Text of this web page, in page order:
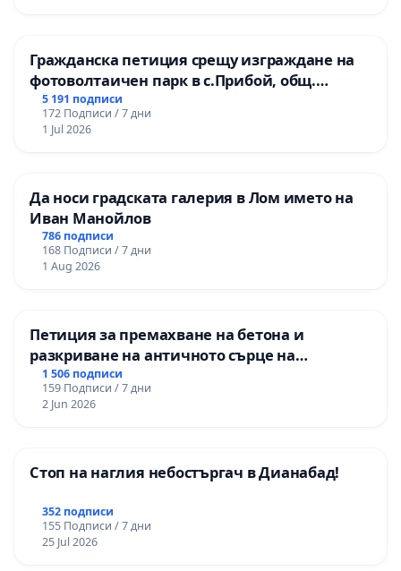
Гражданска петиция срещу изграждане на
фотоволтаичен парк в с.Прибой, общ.
Радомир
5 191 подписи
172 Подписи / 7 дни
1 Jul 2026
Да носи градската галерия в Лом името на
Иван Манойлов
786 подписи
168 Подписи / 7 дни
1 Aug 2026
Петиция за премахване на бетона и
разкриване на античното сърце на
Могиланската могила във Враца
1 506 подписи
159 Подписи / 7 дни
2 Jun 2026
Стоп на наглия небостъргач в Дианабад!
352 подписи
155 Подписи / 7 дни
25 Jul 2026